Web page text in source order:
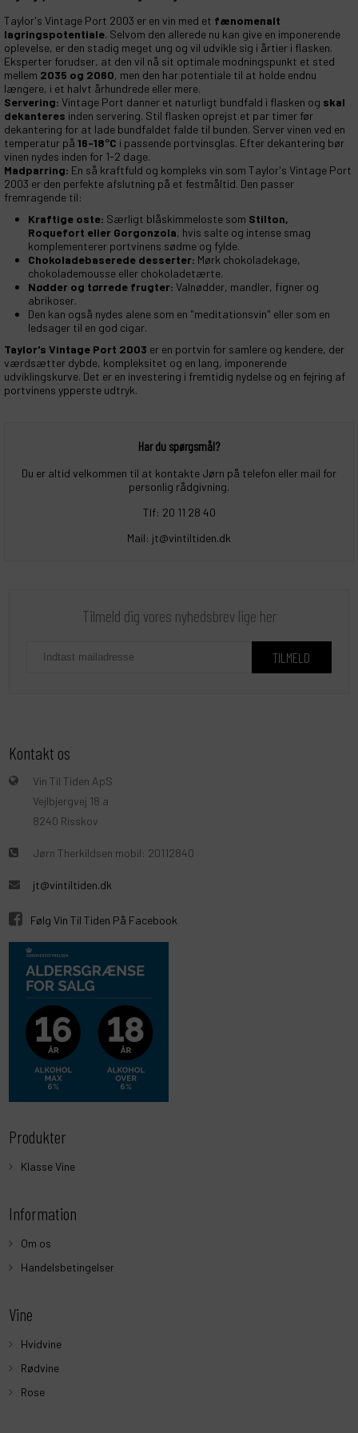
Taylor's Vintage Port 2003 er en vin med et fænomenalt
lagringspotentiale. Selvom den allerede nu kan give en imponerende
oplevelse, er den stadig meget ung og vil udvikle sig i årtier i flasken.
Eksperter forudser, at den vil nå sit optimale modningspunkt et sted
mellem 2035 og 2060, men den har potentiale til at holde endnu
længere, i et halvt århundrede eller mere.
Servering: Vintage Port danner et naturligt bundfald i flasken og skal
dekanteres inden servering. Stil flasken oprejst et par timer før
dekantering for at lade bundfaldet falde til bunden. Server vinen ved en
temperatur på 16-18°C i passende portvinsglas. Efter dekantering bør
vinen nydes inden for 1-2 dage.
Madparring: En så kraftfuld og kompleks vin som Taylor's Vintage Port
2003 er den perfekte afslutning på et festmåltid. Den passer
fremragende til:
Kraftige oste: Særligt blåskimmeloste som Stilton,
Roquefort eller Gorgonzola, hvis salte og intense smag
komplementerer portvinens sødme og fylde.
Chokoladebaserede desserter: Mørk chokoladekage,
chokolademousse eller chokoladetærte.
Nødder og tørrede frugter: Valnødder, mandler, figner og
abrikoser.
Den kan også nydes alene som en "meditationsvin" eller som en
ledsager til en god cigar.
Taylor's Vintage Port 2003 er en portvin for samlere og kendere, der
værdsætter dybde, kompleksitet og en lang, imponerende
udviklingskurve. Det er en investering i fremtidig nydelse og en fejring af
portvinens ypperste udtryk.
Har du spørgsmål?
Du er altid velkommen til at kontakte Jørn på telefon eller mail for
personlig rådgivning.
Tlf: 20 11 28 40
Mail: jt@vintiltiden.dk
Tilmeld dig vores nyhedsbrev lige her
Kontakt os
Vin Til Tiden ApS
Vejlbjergvej 18 a
8240 Risskov
Jørn Therkildsen mobil: 20112840
jt@vintiltiden.dk
Følg Vin Til Tiden På Facebook
Produkter
Klasse Vine
Information
Om os
Handelsbetingelser
Vine
Hvidvine
Rødvine
Rose